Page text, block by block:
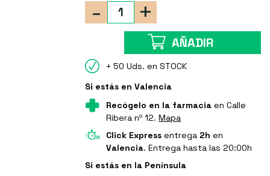
+
-
AÑADIR
+ 50 Uds. en STOCK
Si estás en Valencia
Recógelo en la farmacia en Calle
Ribera nº 12.Mapa
Click Express entrega 2h en
Valencia. Entrega hasta las 20:00h
Si estás en la Península